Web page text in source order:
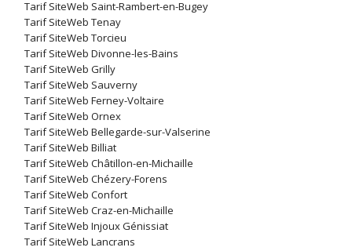
Tarif SiteWeb Saint-Rambert-en-Bugey
Tarif SiteWeb Tenay
Tarif SiteWeb Torcieu
Tarif SiteWeb Divonne-les-Bains
Tarif SiteWeb Grilly
Tarif SiteWeb Sauverny
Tarif SiteWeb Ferney-Voltaire
Tarif SiteWeb Ornex
Tarif SiteWeb Bellegarde-sur-Valserine
Tarif SiteWeb Billiat
Tarif SiteWeb Châtillon-en-Michaille
Tarif SiteWeb Chézery-Forens
Tarif SiteWeb Confort
Tarif SiteWeb Craz-en-Michaille
Tarif SiteWeb Injoux Génissiat
Tarif SiteWeb Lancrans